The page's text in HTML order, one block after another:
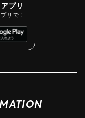
プリ
リで！